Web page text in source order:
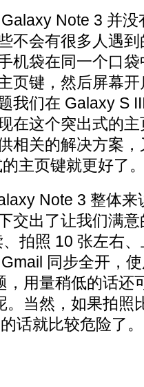
Note 3 并
不会有很多人遇
机袋在同一个口
页键，然后屏幕
我们在 Galaxy S
在这个突出式的
相关的解决方案
主页键就更好了
Note 3 整体
交出了让我们满
拍照 10 张左右
同步全开，
，用量稍低的话还
。当然，如果拍照
话就比较危险了。